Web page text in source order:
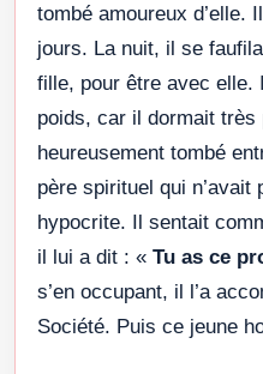
tombé amoureux d’elle.
jours. La nuit, il se
fille, pour être avec elle.
poids, car il dormait
heureusement tombé
père spirituel qui n’avait
hypocrite. Il sentait
il lui a dit : « Tu as ce
s’en occupant, il l’a
Société. Puis ce jeune